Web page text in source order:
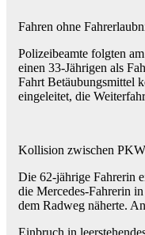
Fahren ohne
Polizeibeamte folgten
einen 33-Jährigen als
Fahrt Betäubungsmittel
eingeleitet, die
Kollision zwischen
Die 62-jährige Fahrerin
die Mercedes-Fahrerin
dem Radweg näherte.